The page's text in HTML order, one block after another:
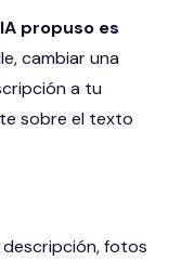
propuso es
cambiar una
a tu
sobre el texto
fotos